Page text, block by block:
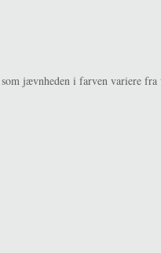
jævnheden i farven variere